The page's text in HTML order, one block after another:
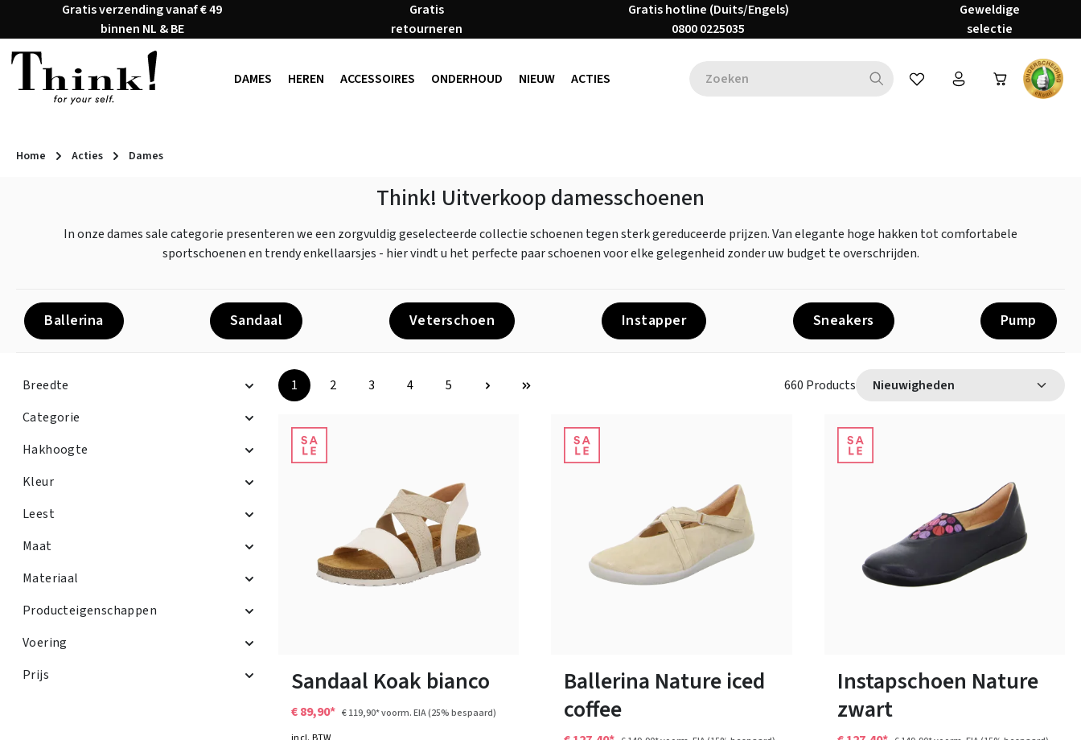
de hoofdinhoud
Ga naar de zoekopdracht
Ga naar de hoofdnavigatie
Gratis verzending vanaf € 49
binnen NL & BE
Gratis
retourneren
Gratis hotline (Duits/Engels)
0800 0225035
Geweldige
selectie
DAMES HEREN ACCESSOIRES ONDERHOUD NIEUW ACTIES Je hebt 0 items op je
Home Acties Dames
Think! Uitverkoop damesschoenen
In onze dames sale categorie presenteren we een zorgvuldig geselecteerde collectie schoenen tegen sterk gereduceerde prijzen. Van elegante hoge hakken tot comfortabele
sportschoenen en trendy enkellaarsjes - hier vindt u het perfecte paar schoenen voor elke gelegenheid zonder uw budget te overschrijden.
Ballerina Sandaal Veterschoen Instapper Sneakers Pump
Breedte
Categorie
Hakhoogte
Kleur
Leest
Maat
Materiaal
Producteigenschappen
Voering
Prijs
Pagina
1 Pagina
2 Pagina
3 Pagina
4 Pagina
5 660 Products
Sandaal Koak bianco
€ 89,90* € 119,90*voorm. EIA(25% bespaard)
Ballerina Nature iced
coffee
Instapschoen Nature
zwart